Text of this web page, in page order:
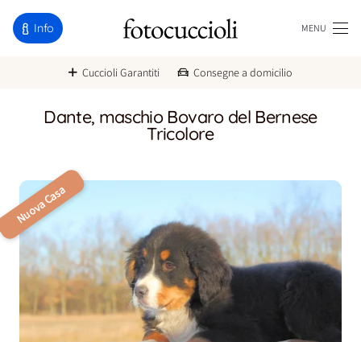
Info MENU
Cuccioli Garantiti Consegne a domicilio
Dante, maschio Bovaro del Bernese
Tricolore
Nuova Casa